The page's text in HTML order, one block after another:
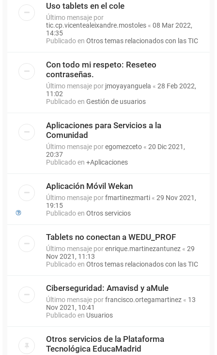
Uso tablets en el cole
Último mensaje por
tic.cp.vicentealeixandre.mostoles « 08 Mar 2022,
14:35
Publicado en Otros temas relacionados con las TIC
Con todo mi respeto: Reseteo
contraseñas.
Último mensaje por jmoyayanguela « 28 Feb 2022,
11:02
Publicado en Gestión de usuarios
Aplicaciones para Servicios a la
Comunidad
Último mensaje poregomezceto « 20 Dic 2021,
20:37
Publicado en +Aplicaciones
Aplicación Móvil Wekan
Último mensaje porfmartinezmarti « 29 Nov 2021,
19:15
Publicado en Otros servicios
Tablets no conectan a WEDU_PROF
Último mensaje porenrique.martinezantunez « 29
Nov 2021, 11:13
Publicado en Otros temas relacionados con las TIC
Ciberseguridad: Amavisd y aMule
Último mensaje porfrancisco.ortegamartinez « 13
Nov 2021, 10:41
Publicado en Usuarios
Otros servicios de la Plataforma
Tecnológica EducaMadrid